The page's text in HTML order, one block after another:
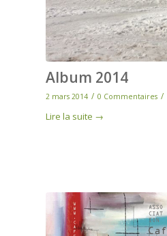
Album 2014
2 mars 2014 / 0 Commentaires /
Lire la suite →